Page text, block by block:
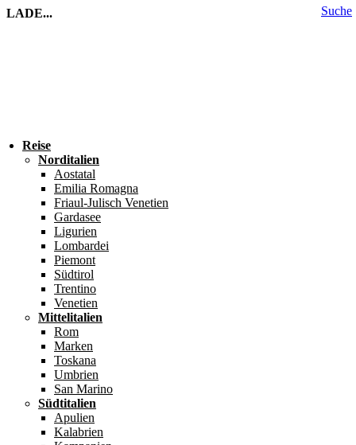
Suche
LADE...
Reise
Norditalien
Aostatal
Emilia Romagna
Friaul-Julisch Venetien
Gardasee
Ligurien
Lombardei
Piemont
Südtirol
Trentino
Venetien
Mittelitalien
Rom
Marken
Toskana
Umbrien
San Marino
Südtitalien
Apulien
Kalabrien